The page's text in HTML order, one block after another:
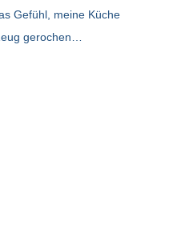
Gefühl, meine Küche
gerochen…